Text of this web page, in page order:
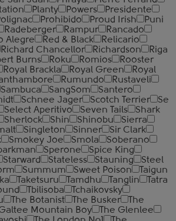
Planty Powers
Presidente
Prohibido Proud Irish
Puni
Radeberger Rampur
Rancado
Alegre Red & Black
Relicario
Richard Chancellor Richardson
Riga
Burns Roku Romios
Rooster
Royal Brackla Royal Green
Royal
Rumundo
Rustaveli
Sambuca SangSom
Santero
Schnee Jager Scotch Terrier
Se
Select Aperitivo Seven Tails
Shark
Sherlock Shin Shinobu
Sierra
Singleton Sinner
Sir Clark
Smokey Joe Smola
Soberano
Sperone
Spice King
Starward Stateless Stauning
Steel
Summum Sweet Poison
Taigun
Taketsuru Tamdhu Tanglin
Tatra
Tbilisoba
Tchaikovsky
The Botanist The Busker
The
Galtee Mountain Boy
The Glenlee